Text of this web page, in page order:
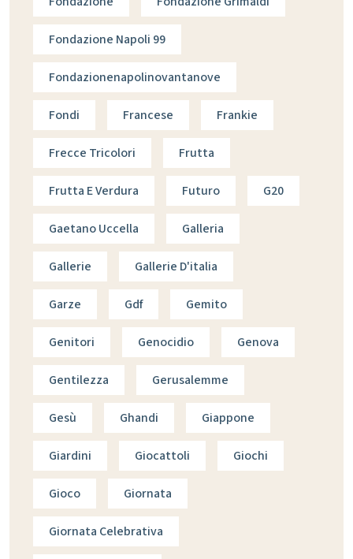
Fondazione Napoli 99
Fondazionenapolinovantanove
Fondi Francese Frankie
Frecce Tricolori Frutta
Frutta E Verdura Futuro G20
Gaetano Uccella Galleria
Gallerie Gallerie D'italia
Garze Gdf Gemito
Genitori Genocidio Genova
Gentilezza Gerusalemme
Gesù Ghandi Giappone
Giardini Giocattoli Giochi
Gioco Giornata
Giornata Celebrativa